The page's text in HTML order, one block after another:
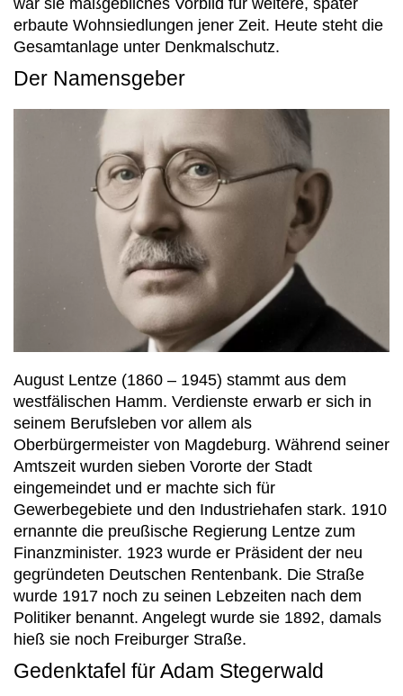
erbaute Wohnsiedlungen jener Zeit. Heute steht die
Gesamtanlage unter Denkmalschutz.
Der Namensgeber
August Lentze (1860 – 1945) stammt aus dem
westfälischen Hamm. Verdienste erwarb er sich in
seinem Berufsleben vor allem als
Oberbürgermeister von Magdeburg. Während seiner
Amtszeit wurden sieben Vororte der Stadt
eingemeindet und er machte sich für
Gewerbegebiete und den Industriehafen stark. 1910
ernannte die preußische Regierung Lentze zum
Finanzminister. 1923 wurde er Präsident der neu
gegründeten Deutschen Rentenbank. Die Straße
wurde 1917 noch zu seinen Lebzeiten nach dem
Politiker benannt. Angelegt wurde sie 1892, damals
hieß sie noch Freiburger Straße.
Gedenktafel für Adam Stegerwald